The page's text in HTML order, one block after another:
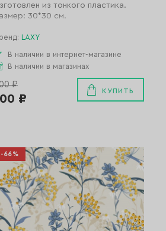
из тонкого пластика.
30*30 см.
LAXY
В наличии в интернет-магазине
В наличии в магазинах
₽
₽
КУПИТЬ
-66%